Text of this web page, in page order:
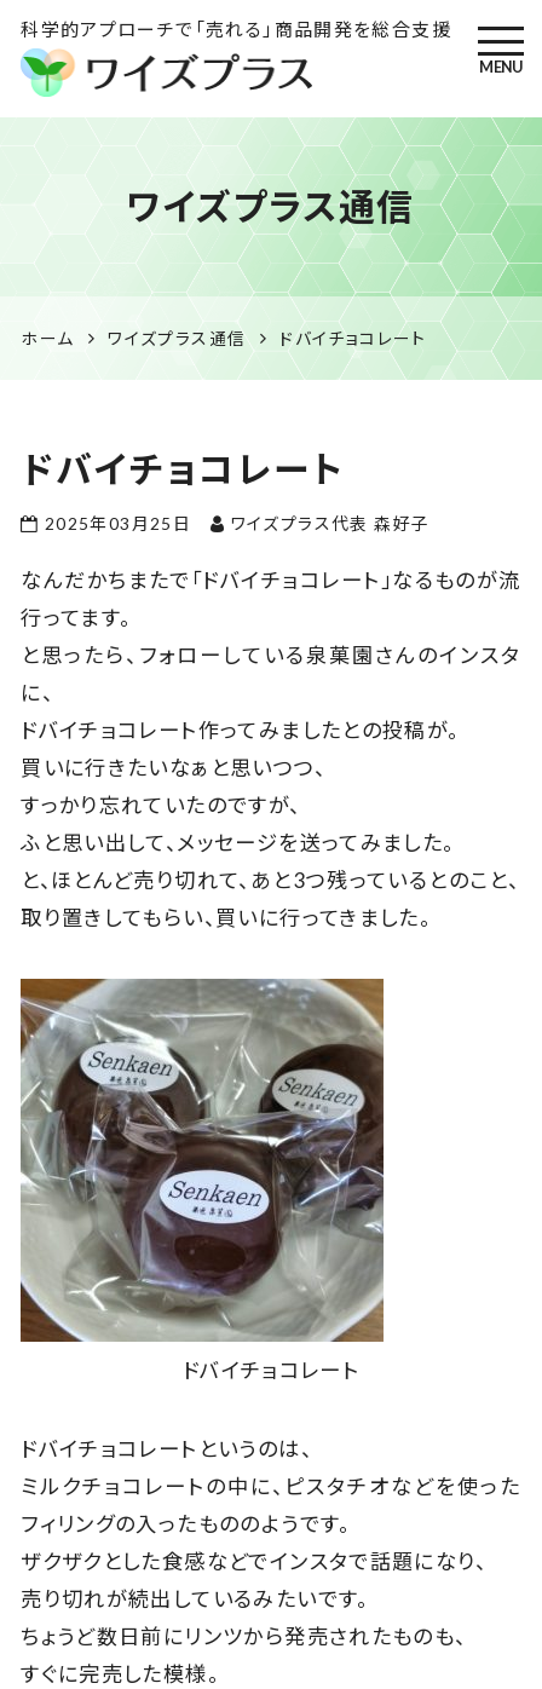
科学的アプローチで「売れる」商品開発を総合支援
ワイズプラス｜鹿児島の特産
品開発・HACCP衛生管理・食
品表示の専門コンサル
MENU
ワイズプラス通信
ホーム ワイズプラス通信 ドバイチョコレート
ドバイチョコレート
2025年03月25日 ワイズプラス代表 森好子
なんだかちまたで「ドバイチョコレート」なるものが流
行ってます。
と思ったら、フォローしている泉菓園さんのインスタ
に、
ドバイチョコレート作ってみましたとの投稿が。
買いに行きたいなぁと思いつつ、
すっかり忘れていたのですが、
ふと思い出して、メッセージを送ってみました。
と、ほとんど売り切れて、あと3つ残っているとのこと、
取り置きしてもらい、買いに行ってきました。
ドバイチョコレート
ドバイチョコレートというのは、
ミルクチョコレートの中に、ピスタチオなどを使った
フィリングの入ったもののようです。
ザクザクとした食感などでインスタで話題になり、
売り切れが続出しているみたいです。
ちょうど数日前にリンツから発売されたものも、
すぐに完売した模様。